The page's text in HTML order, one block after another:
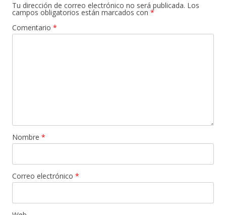
Tu dirección de correo electrónico no será publicada. Los
campos obligatorios están marcados con *
Comentario *
Nombre *
Correo electrónico *